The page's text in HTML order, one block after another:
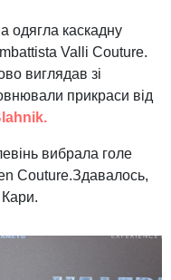
одягла каскадну
Valli Couture.
виглядав зі
прикраси від
вибрала голе
Couture.Здавалось,
Кари.